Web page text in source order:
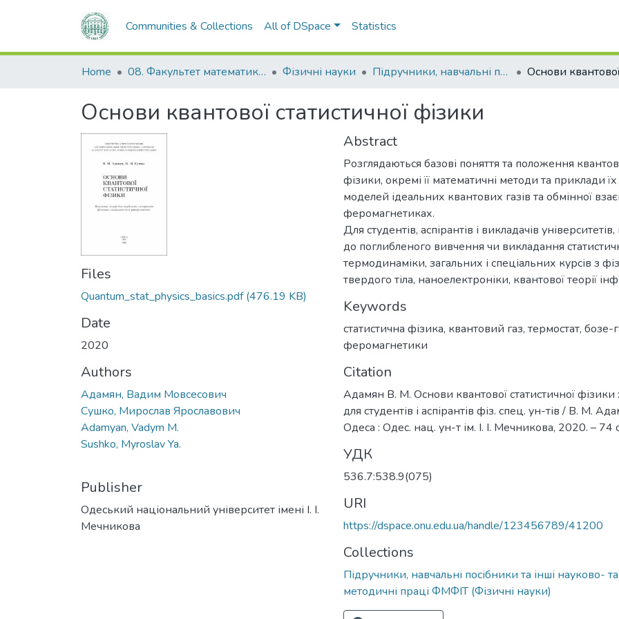
Communities & Collections All of DSpace Statistics
Home 08. Факультет математики, фізики та інформаційних технологій Фізичні науки Підручники, навчальні посібники та інші науково- та навчально-методичні праці ФМФІТ (Фізичні науки)
Основи квантової статистичної фізики
Files
Quantum_stat_physics_basics.pdf(476.19 KB)
Date
2020
Authors
Адамян, Вадим Мовсесович
Сушко, Мирослав Ярославович
Adamyan, Vadym M.
Sushko, Myroslav Ya.
Publisher
Одеський національний університет імені І. І.
Мечникова
Abstract
Розглядаються базові поняття та положення
фізики, окремі її математичні методи та приклади
моделей ідеальних квантових газів та обмінної
феромагнетиках.
Для студентів, аспірантів і викладачів
до поглибленого вивчення чи викладання
термодинаміки, загальних і спеціальних курсів з
твердого тіла, наноелектроніки, квантової теорії
Keywords
статистична фізика, квантовий газ, термостат, бозе-
феромагнетики
Citation
Адамян В. М. Основи квантової статистичної фізики
для студентів і аспірантів фіз. спец. ун-тів / В. М.
Одеса : Одес. нац. ун-т ім. І. І. Мечникова, 2020. – 74
УДК
536.7:538.9(075)
URI
https://dspace.onu.edu.ua/handle/123456789/41200
Collections
Підручники, навчальні посібники та інші науково-
методичні праці ФМФІТ (Фізичні науки)